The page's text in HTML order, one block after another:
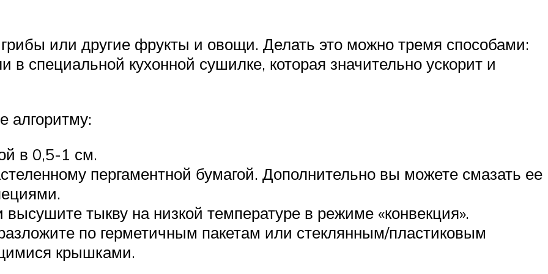
или другие фрукты и овощи. Делать это можно тремя способами:
в специальной кухонной сушилке, которая значительно ускорит и
алгоритму:
в 0,5-1 см.
пергаментной бумагой. Дополнительно вы можете смазать ее
тыкву на низкой температуре в режиме «конвекция».
по герметичным пакетам или стеклянным/пластиковым
крышками.